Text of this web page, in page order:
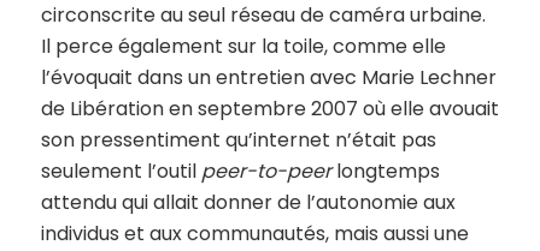
circonscrite au seul réseau de caméra urbaine.
Il perce également sur la toile, comme elle
l’évoquait dans un entretien avec Marie Lechner
de Libération en septembre 2007 où elle avouait
son pressentiment qu’internet n’était pas
seulement l’outil peer-to-peerlongtemps
attendu qui allait donner de l’autonomie aux
individus et aux communautés, mais aussi une